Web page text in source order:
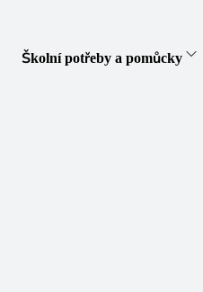
Školní potřeby a pomůcky